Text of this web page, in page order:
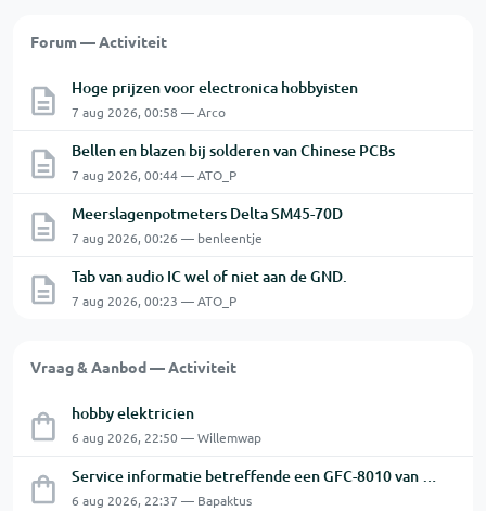
Forum — Activiteit
Hoge prijzen voor electronica hobbyisten
7 aug 2026, 00:58 — Arco
Bellen en blazen bij solderen van Chinese PCBs
7 aug 2026, 00:44 — ATO_P
Meerslagenpotmeters Delta SM45-70D
7 aug 2026, 00:26 — benleentje
Tab van audio IC wel of niet aan de GND.
7 aug 2026, 00:23 — ATO_P
Vraag & Aanbod — Activiteit
hobby elektricien
6 aug 2026, 22:50 — Willemwap
Service informatie betreffende een GFC-8010 van GW
6 aug 2026, 22:37 — Bapaktus